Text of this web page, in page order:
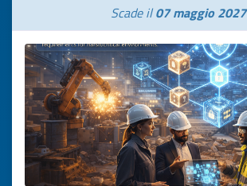
Scade il07 maggio 2027